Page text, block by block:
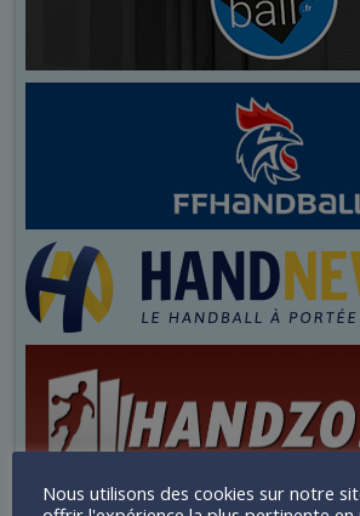
Nous utilisons des cookies sur notre